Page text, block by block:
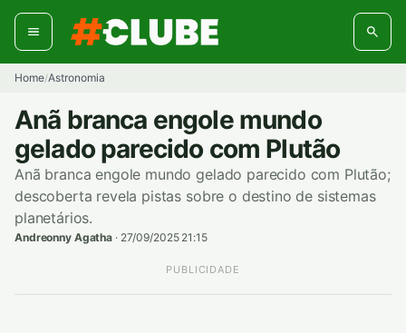
Pular
para
conteúdo
Home/Astronomia
Anã branca engole mundo
gelado parecido com Plutão
Anã branca engole mundo gelado parecido com Plutão;
descoberta revela pistas sobre o destino de sistemas
planetários.
Andreonny Agatha · 27/09/2025 21:15
PUBLICIDADE